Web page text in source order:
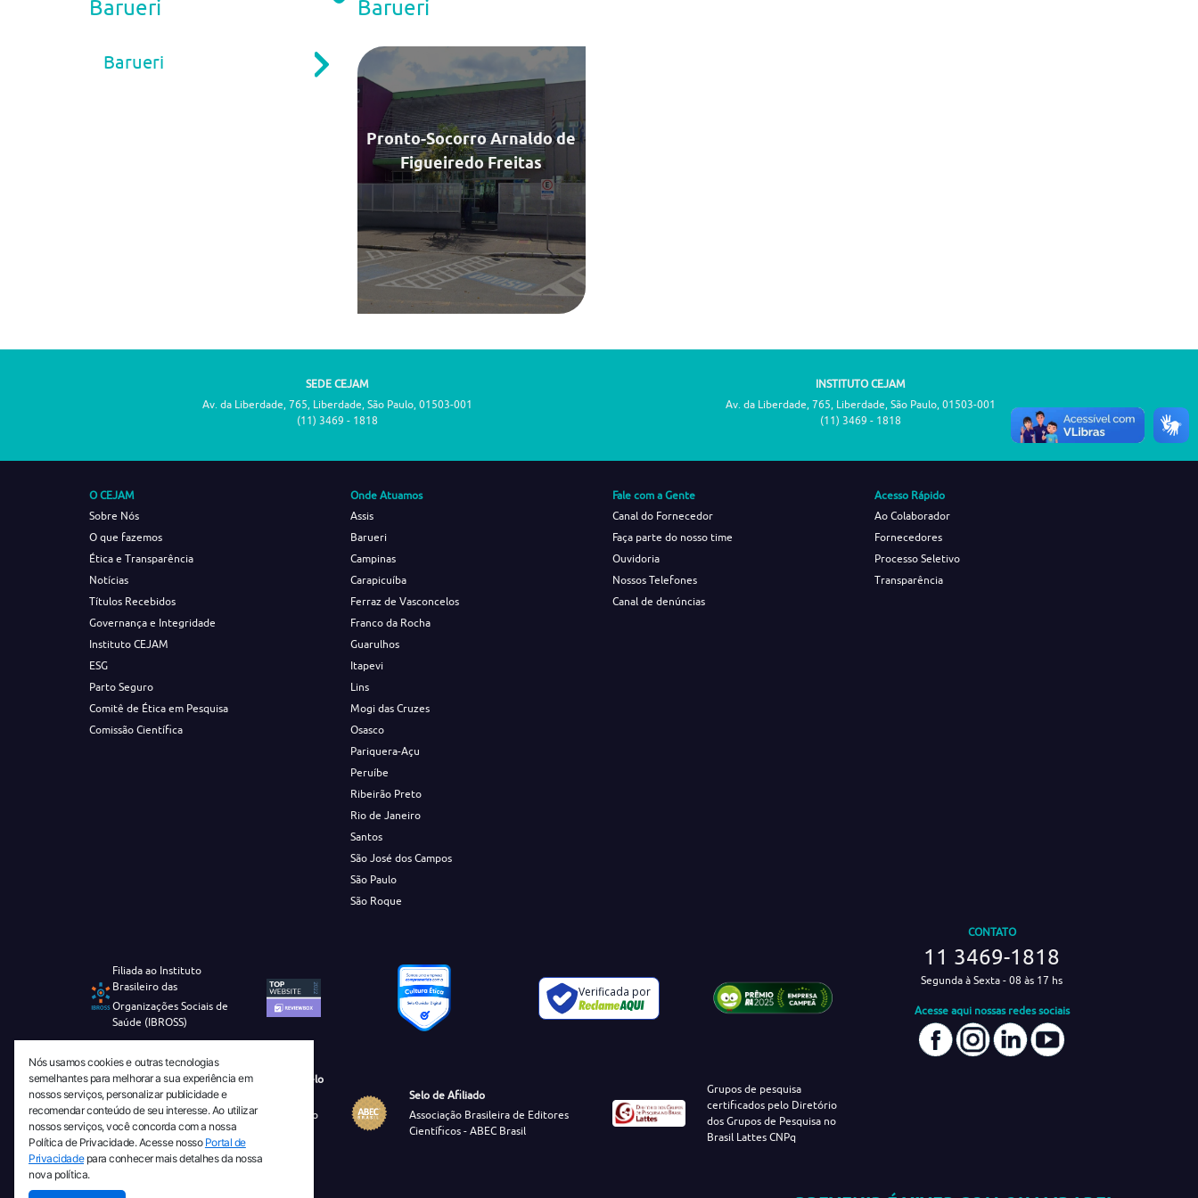
Barueri
Barueri
Barueri
Pronto-Socorro Arnaldo de
Figueiredo Freitas
Via Paiaguás, 160 , 06401-120
(11)5555-5844
0h - 0h
Saiba Mais
SEDE CEJAM
Av. da Liberdade, 765, Liberdade, São Paulo, 01503-001
(11) 3469 - 1818
INSTITUTO CEJAM
Av. da Liberdade, 765, Liberdade, São Paulo, 01503-001
(11) 3469 - 1818
O CEJAM
Sobre Nós
O que fazemos
Ética e Transparência
Notícias
Títulos Recebidos
Governança e Integridade
Instituto CEJAM
ESG
Parto Seguro
Comitê de Ética em Pesquisa
Comissão Científica
Onde Atuamos
Assis
Barueri
Campinas
Carapicuíba
Ferraz de Vasconcelos
Franco da Rocha
Guarulhos
Itapevi
Lins
Mogi das Cruzes
Osasco
Pariquera-Açu
Peruíbe
Ribeirão Preto
Rio de Janeiro
Santos
São José dos Campos
São Paulo
São Roque
Fale com a Gente
Canal do Fornecedor
Faça parte do nosso time
Ouvidoria
Nossos Telefones
Canal de denúncias
Acesso Rápido
Ao Colaborador
Fornecedores
Processo Seletivo
Transparência
Filiada ao Instituto
Brasileiro das
Organizações Sociais de
Saúde (IBROSS)
Verificada por
CONTATO
11 3469-1818
Segunda à Sexta - 08 às 17 hs
Acesse aqui nossas redes sociais
Revista Tecnico-Cientifica CEJAM Selo
Diamante de Ciência Aberta
Diretório Migulim Instituto Brasileiro
de Informação em Ciência e
Tecnologia - IBICT
Selo de Afiliado
Associação Brasileira de Editores
Científicos - ABEC Brasil
Grupos de pesquisa
certificados pelo Diretório
dos Grupos de Pesquisa no
Brasil Lattes CNPq
Nós usamos cookies e outras tecnologias
semelhantes para melhorar a sua experiência em
nossos serviços, personalizar publicidade e
recomendar conteúdo de seu interesse. Ao utilizar
nossos serviços, você concorda com a nossa
Política de Privacidade. Acesse nosso Portal de
Privacidadepara conhecer mais detalhes da nossa
nova política.